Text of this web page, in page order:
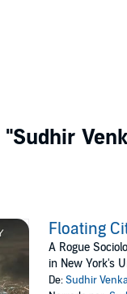
"Sudhir
Floating
A Rogue
in New York's
De:Sudhir